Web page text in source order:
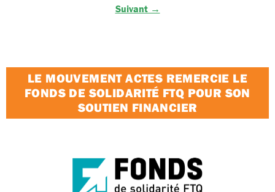
Suivant →
LE MOUVEMENT ACTES REMERCIE LE
FONDS DE SOLIDARITÉ FTQ POUR SON
SOUTIEN FINANCIER